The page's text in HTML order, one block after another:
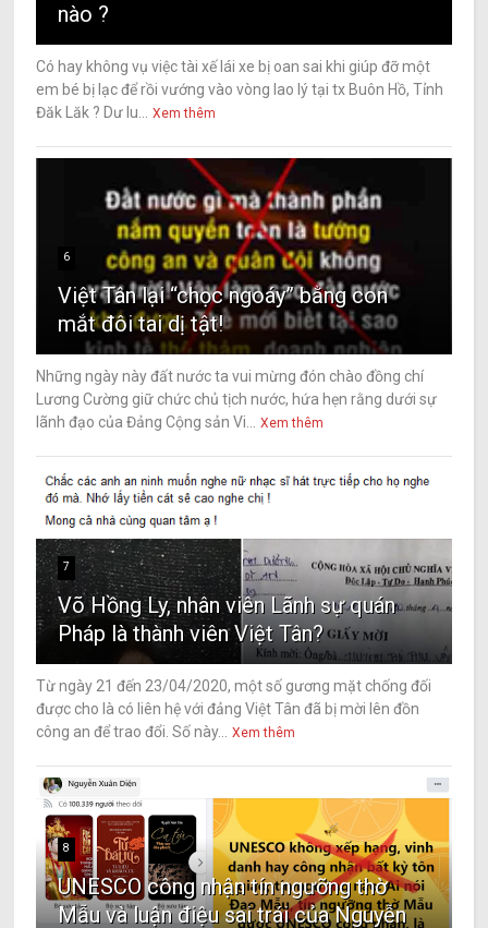
nào ?
Có hay không vụ việc tài xế lái xe bị oan sai khi giúp đỡ một
em bé bị lạc để rồi vướng vào vòng lao lý tại tx Buôn Hồ, Tỉnh
Đăk Lăk ? Dư lu...
Xem thêm
6
Việt Tân lại “chọc ngoáy” bằng con
mắt đôi tai dị tật!
Những ngày này đất nước ta vui mừng đón chào đồng chí
Lương Cường giữ chức chủ tịch nước, hứa hẹn rằng dưới sự
lãnh đạo của Đảng Cộng sản Vi...
Xem thêm
7
Võ Hồng Ly, nhân viên Lãnh sự quán
Pháp là thành viên Việt Tân?
Từ ngày 21 đến 23/04/2020, một số gương mặt chống đối
được cho là có liên hệ với đảng Việt Tân đã bị mời lên đồn
công an để trao đổi. Số này...
Xem thêm
8
UNESCO công nhận tín ngưỡng thờ
Mẫu và luận điệu sai trái của Nguyễn